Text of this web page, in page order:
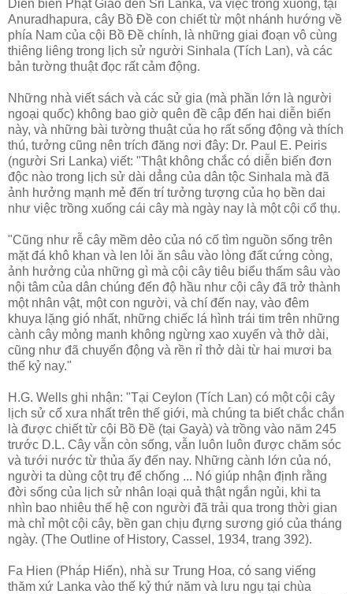
Diễn biến Phật Giáo đến Sri Lanka, và việc trồng xuống, tại
Anuradhapura, cây Bồ Ðề con chiết từ một nhánh hướng về
phía Nam của cội Bồ Ðề chính, là những giai đoạn vô cùng
thiêng liêng trong lịch sử người Sinhala (Tích Lan), và các
bản tường thuật đọc rất cảm động.
Những nhà viết sách và các sử gia (mà phần lớn là người
ngoại quốc) không bao giờ quên đề cập đến hai diễn biến
này, và những bài tường thuật của họ rất sống động và thích
thú, tưởng cũng nên trích đăng nơi đây: Dr. Paul E. Peiris
(người Sri Lanka) viết: "Thật không chắc có diễn biến đơn
độc nào trong lịch sử dài dẳng của dân tộc Sinhala mà đã
ảnh hưởng mạnh mẻ đến trí tưởng tượng của họ bền dai
như việc trồng xuống cái cây mà ngày nay là một cội cổ thụ.
"Cũng như rễ cây mềm dẻo của nó cố tìm nguồn sống trên
mặt đá khô khan và len lỏi ăn sâu vào lòng đất cứng còng,
ảnh hưởng của những gì mà cội cây tiêu biểu thấm sâu vào
nội tâm của dân chúng đến độ hầu như cội cây đã trở thành
một nhân vật, một con người, và chí đến nay, vào đêm
khuya lặng gió nhất, những chiếc lá hình trái tim trên những
cành cây mỏng manh không ngừng xao xuyến và thở dài,
cũng như đã chuyển động và rền rỉ thở dài từ hai mươi ba
thế kỷ nay."
H.G. Wells ghi nhận: "Tại Ceylon (Tích Lan) có một cội cây
lịch sử cổ xưa nhất trên thế giới, mà chúng ta biết chắc chắn
là được chiết từ cội Bồ Ðề (tại Gayà) và trồng vào năm 245
trước D.L. Cây vẫn còn sống, vẫn luôn luôn được chăm sóc
và tưới nước từ thủa ấy đến nay. Những cành lớn của nó,
người ta dùng cột trụ để chống ... Nó giúp nhận định rằng
đời sống của lịch sử nhân loại quả thật ngắn ngủi, khi ta
nhìn bao nhiêu thế hệ con người đã trải qua trong thời gian
mà chỉ một cội cây, bền gan chịu đựng sương gió của tháng
ngày. (The Outline of History, Cassel, 1934, trang 392).
Fa Hien (Pháp Hiển), nhà sư Trung Hoa, có sang viếng
thăm xứ Lanka vào thế kỷ thứ năm và lưu ngụ tại chùa